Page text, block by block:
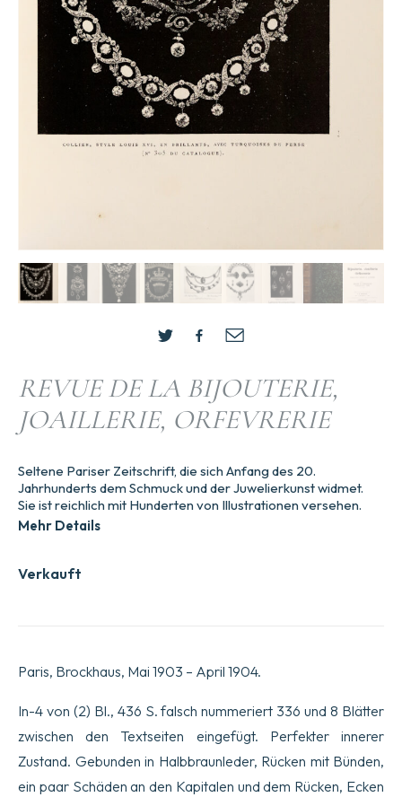
REVUE DE LA BIJOUTERIE,
JOAILLERIE, ORFEVRERIE
Verkauft
Seltene Pariser Zeitschrift, die sich Anfang des 20.
Jahrhunderts dem Schmuck und der Juwelierkunst widmet.
Sie ist reichlich mit Hunderten von Illustrationen versehen.
Mehr Details
Paris, Brockhaus, Mai 1903 – April 1904.
In-4 von (2) Bl., 436 S. falsch nummeriert 336 und 8 Blätter
zwischen den Textseiten eingefügt. Perfekter innerer
Zustand. Gebunden in Halbbraunleder, Rücken mit Bünden,
ein paar Schäden an den Kapitalen und dem Rücken, Ecken